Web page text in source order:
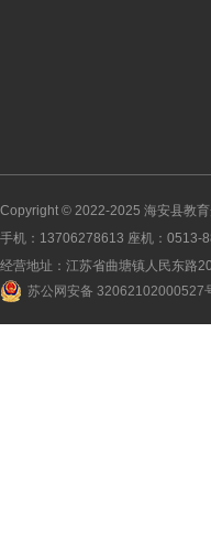
Copyright © 2022-2025 海安县教
手机：13706278613 座机：0513-
经营地址：江苏省曲塘镇人民东路
苏公网安备 32062102000527